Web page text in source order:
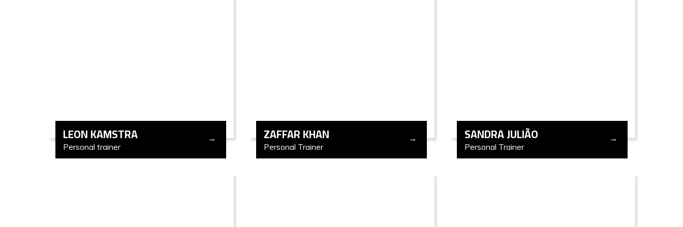
LEON KAMSTRA
Personal trainer
ZAFFAR KHAN
Personal Trainer
SANDRA JULIÃO
Personal Trainer